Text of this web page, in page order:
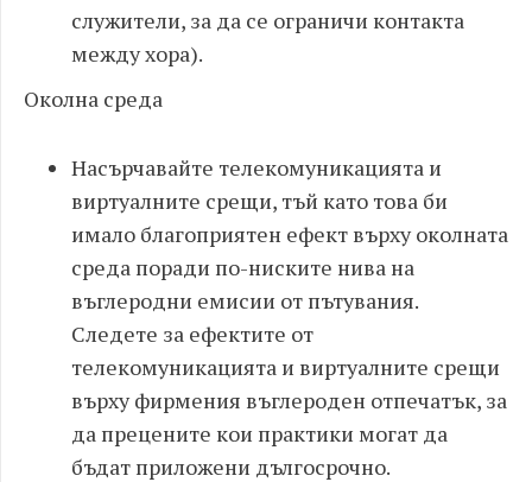
служители, за да се ограничи контакта
между хора).
Околна среда
Насърчавайте телекомуникацията и
виртуалните срещи, тъй като това би
имало благоприятен ефект върху околната
среда поради по-ниските нива на
въглеродни емисии от пътувания.
Следете за ефектите от
телекомуникацията и виртуалните срещи
върху фирмения въглероден отпечатък, за
да прецените кои практики могат да
бъдат приложени дългосрочно.